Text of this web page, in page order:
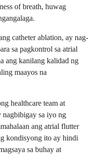
of breath, huwag
catheter ablation, ay nag-
sa pagkontrol sa atrial
ang kanilang kalidad ng
maayos na
healthcare team at
nagbibigay sa iyo ng
ang atrial flutter
kondisyong ito ay hindi
sa buhay at